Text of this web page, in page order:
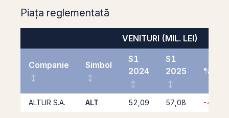
Piața reglementată
VENITURI (MIL. LEI)
Companie Simbol
S1
2024
S1
2025
%
ALTUR S.A. ALT 52,09 57,08 -